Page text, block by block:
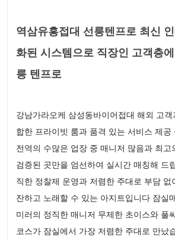
역삼유흥접대 선릉텐프로 최신
화된 시스템으로 직장인 고객층
릉 텐프로
강남가라오케 삼성동바이어접대 해외 고
합한 프라이빗 룸과 품격 있는 서비스 제공
전역의 수많은 업장 중 매니저 많음과 최고
검증된 곳만을 엄선하여 실시간 매칭해 드
직한 정찰제 운영과 저렴한 주대로 부담
잔하고 노래할 수 있는 아지트입니다 잠실
미러의 정직한 매니저 무제한 초이스와 풀
코스가 잠실에서 가장 저렴한 주대로 만났